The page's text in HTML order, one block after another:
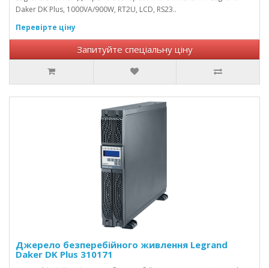
Daker DK Plus, 1000VA/900W, RT2U, LCD, RS23..
Перевірте ціну
Запитуйте спеціальну ціну
Джерело безперебійного живлення Legrand
Daker DK Plus 310171